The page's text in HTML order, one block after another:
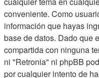
conveniente. Como
información que hayas
base de datos. Dado que
compartida con ninguna
ni "Retronia" ni phpBB
por cualquier intento de